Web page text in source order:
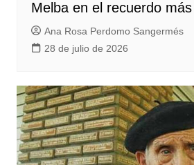
Melba en el recuerdo
Ana Rosa Perdomo Sangermés
28 de julio de 2026